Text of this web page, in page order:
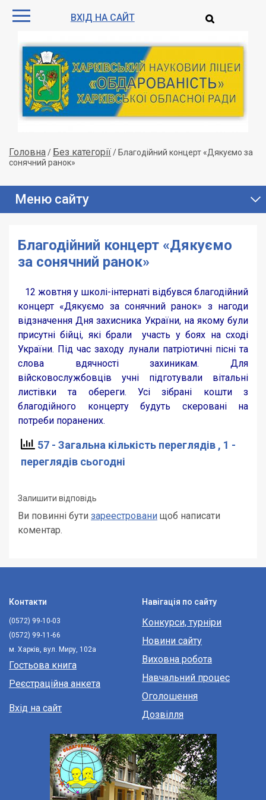
ВХІД НА САЙТ
Головна/ Без категорії/ Благодійний концерт «Дякуємо за
сонячний ранок»
Меню сайту
Благодійний концерт «Дякуємо
за сонячний ранок»
12 жовтня у школі-інтернаті відбувся благодійний
концерт «Дякуємо за сонячний ранок» з нагоди
відзначення Дня захисника України, на якому були
присутні бійці, які брали участь у боях на сході
України. Під час заходу лунали патріотичні пісні та
слова вдячності захиникам. Для
війсковослужбовців учні підготували вітальні
листівки та обереги. Усі зібрані кошти з
благодійного концерту будуть скеровані на
потреби поранених.
57 - Загальна кількість переглядів , 1 -
переглядів сьогодні
Залишити відповідь
Ви повинні бути зареестровани щоб написати
коментар.
Навігація по сайту
Конкурси, турніри
Новини сайту
Виховна робота
Навчальний процес
Оголошення
Дозвілля
Контакти
(0572) 99-10-03
(0572) 99-11-66
м. Харків, вул. Миру, 102а
Гостьова книга
Реєстраційна анкета
Вхід на сайт